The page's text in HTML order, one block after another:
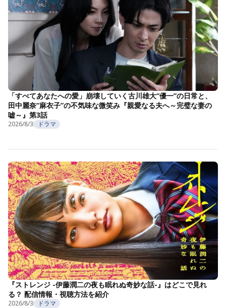
「すべてあなたへの愛」崩壊していく古川雄大“優一”の日常と、
田中麗奈“麻衣子”の不気味な微笑み『親愛なる夫へ～完璧な妻の
嘘～』第3話
2026/8/3 ドラマ
『ストレンジ -伊藤潤二の夜も眠れぬ奇妙な話-』はどこで見れ
る？ 配信情報・視聴方法を紹介
2026/8/3 ドラマ